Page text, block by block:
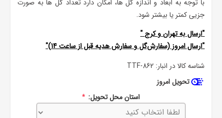
با توجه به ابعاد و اندازه گل ها، امکان دارد تعداد گل ها به صورت
جزیی کمتر یا بیشتر شود.
"ارسال بهتهرانوکرج"
"ارسال امروز (سفارش‌گل و سفارش هدیه قبل از ساعت 14)"
شناسه کالا در انبار: TTF-862
تحویل امروز
استان محل تحویل: *